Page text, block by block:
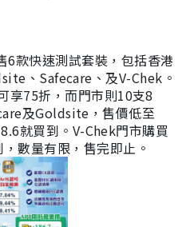
6款快速測試套裝，包括香港
、Safecare、及V-Chek。
享75折，而門市則10支8
及Goldsite，售價低至
就買到。V-Chek門市購買
數量有限，售完即止。